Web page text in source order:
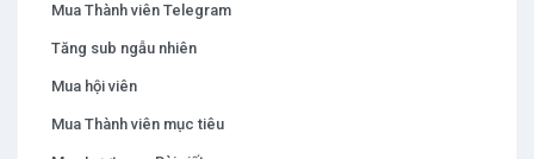
Mua Thành viên Telegram
Tăng sub ngẫu nhiên
Mua hội viên
Mua Thành viên mục tiêu